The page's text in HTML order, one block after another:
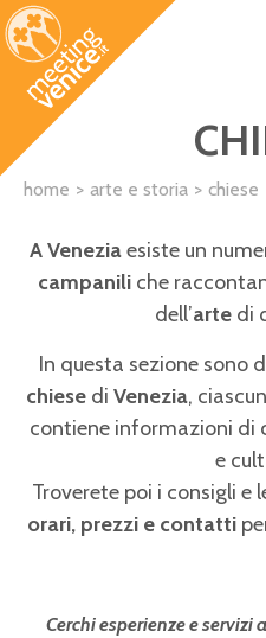
Salta al contenuto principale
home arte e storia chiese
A Veneziaesiste un
campanili che
dell’artedi
In questa sezione sono
chiese di Venezia,
contiene informazioni di
e
Troverete poi i consigli e
orari, prezzi e contatti
Cerchi esperienze e servizi